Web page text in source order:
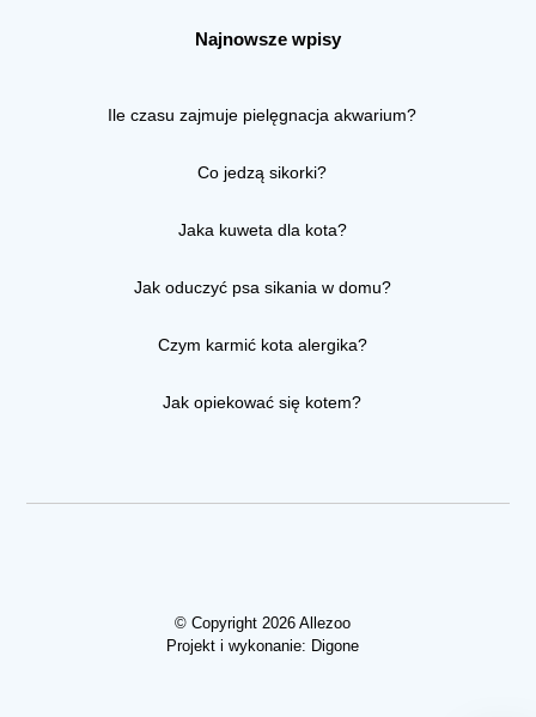
Najnowsze wpisy
Ile czasu zajmuje pielęgnacja akwarium?
Co jedzą sikorki?
Jaka kuweta dla kota?
Jak oduczyć psa sikania w domu?
Czym karmić kota alergika?
Jak opiekować się kotem?
© Copyright 2026 Allezoo
Projekt i wykonanie: Digone